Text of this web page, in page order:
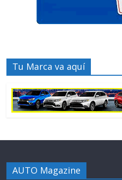
Tu Marca va aquí
AUTO Magazine